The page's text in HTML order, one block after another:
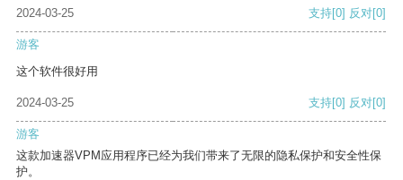
2024-03-25
支持[0] 反对[0]
游客
这个软件很好用
2024-03-25 支持[0] 反对[0]
游客
这款加速器VPM应用程序已经为我们带来了无限的隐私保护和安全性保
护。